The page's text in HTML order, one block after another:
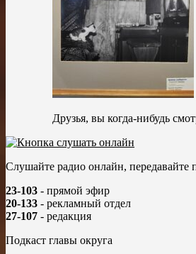
Друзья, вы когда-нибудь
Слушайте радио онлайн, передавайте
23-103 - прямой эфир
20-133 - рекламный отдел
27-107 - редакция
Подкаст главы округа